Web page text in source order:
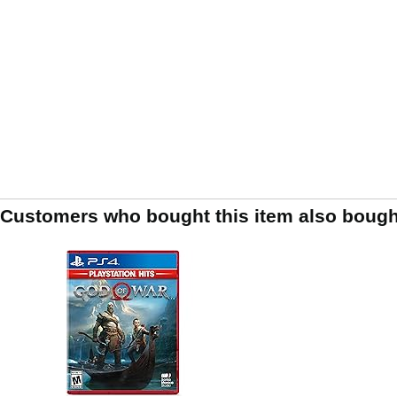
Customers who bought this item also